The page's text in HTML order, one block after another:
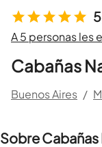
A 5 personas les
Cabañas
Buenos Aires /
Sobre Cabañas